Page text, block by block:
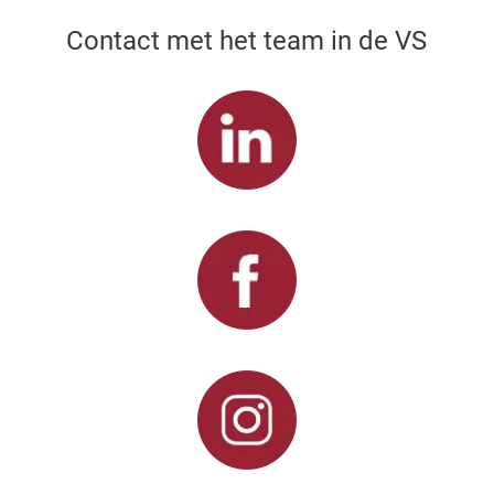
Contact met het team in de VS